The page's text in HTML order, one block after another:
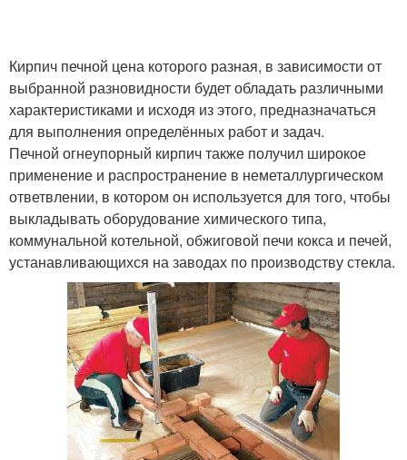
Кирпич печной цена которого разная, в зависимости от
выбранной разновидности будет обладать различными
характеристиками и исходя из этого, предназначаться
для выполнения определённых работ и задач.
Печной огнеупорный кирпич также получил широкое
применение и распространение в неметаллургическом
ответвлении, в котором он используется для того, чтобы
выкладывать оборудование химического типа,
коммунальной котельной, обжиговой печи кокса и печей,
устанавливающихся на заводах по производству стекла.